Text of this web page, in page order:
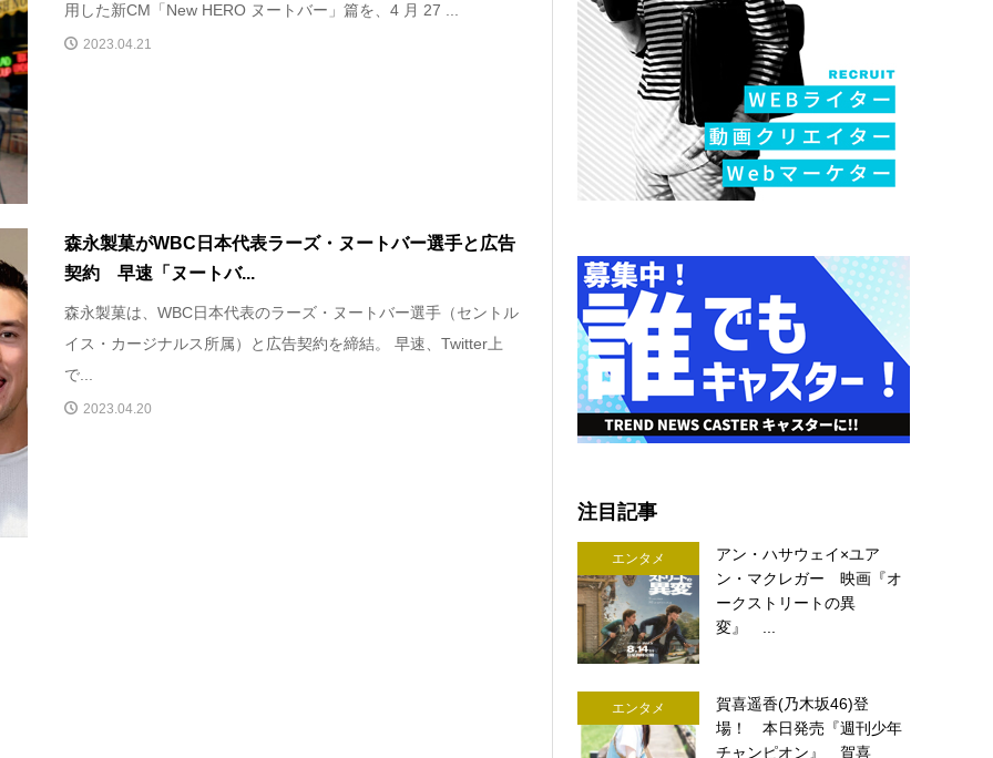
用した新CM「New HERO ヌートバー」篇を、4 月 27 ...
2023.04.21
森永製菓がWBC日本代表ラーズ・ヌートバー選手と広告
契約 早速「ヌートバ...
森永製菓は、WBC日本代表のラーズ・ヌートバー選手（セントル
イス・カージナルス所属）と広告契約を締結。 早速、Twitter上
で...
2023.04.20
注目記事
エンタメ
アン・ハサウェイ×ユア
ン・マクレガー 映画『オ
ークストリートの異
変』 ...
エンタメ
賀喜遥香(乃木坂46)登
場！ 本日発売『週刊少年
チャンピオン』 賀喜